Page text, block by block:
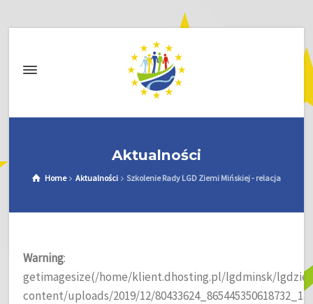
Aktualności
Home Aktualności Szkolenie Rady LGD Ziemi Mińskiej - relacja
Warning:
getimagesize(/home/klient.dhosting.pl/lgdminsk/
content/uploads/2019/12/